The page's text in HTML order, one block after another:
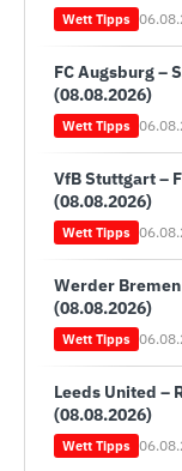
Wett Tipps
FC Augsburg –
(08.08.2026)
Wett Tipps
VfB Stuttgart –
(08.08.2026)
Wett Tipps
Werder
(08.08.2026)
Wett Tipps
Leeds United –
(08.08.2026)
Wett Tipps